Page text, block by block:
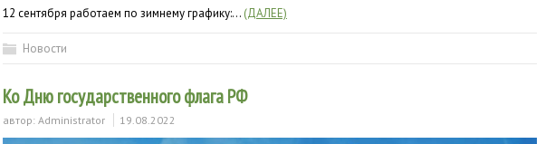
12 сентября работаем по зимнему графику:… (ДАЛЕЕ)
Новости
Ко Дню государственного флага РФ
автор: Administrator 19.08.2022